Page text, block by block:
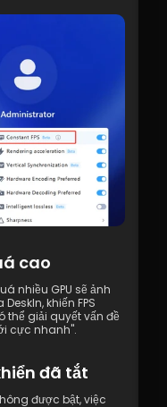
cao
nhiều GPU sẽ ảnh
khiến FPS
thể giải quyết vấn đề
cực nhanh".
đã tắt
được bật, việc